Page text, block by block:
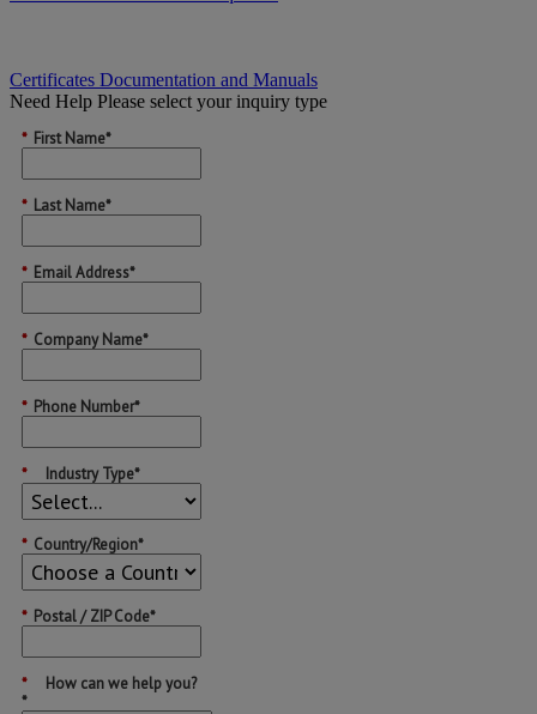
Certificates Documentation and Manuals
Need Help Please select your inquiry type
* First Name*
* Last Name*
* Email Address*
* Company Name*
* Phone Number*
* Industry Type*
* Country/Region*
* Postal / ZIP Code*
*
How can we help you?
*